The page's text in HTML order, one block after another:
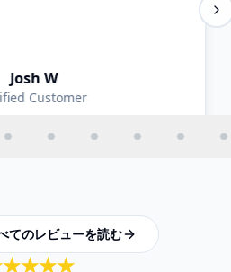
Josh W
Customer
てのレビューを読む
★★★★